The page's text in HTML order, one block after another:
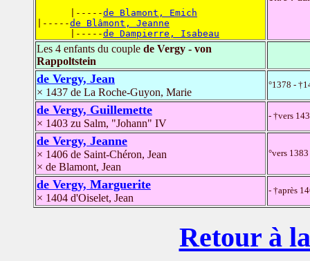
      |-----
de Blamont, Emich
|-----de Blâmont, Jeanne
      |-----
de Dampierre, Isabeau
Les 4 enfants du couple de Vergy - von
Rappoltstein
de Vergy, Jean
× 1437 de La Roche-Guyon, Marie
°1378 -
de Vergy, Guillemette
× 1403 zu Salm, "Johann" IV
- †vers
de Vergy, Jeanne
× 1406 de Saint-Chéron, Jean
× de Blamont, Jean
°vers
de Vergy, Marguerite
× 1404 d'Oiselet, Jean
- †après
Retour à